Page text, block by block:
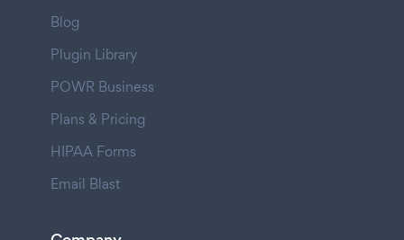
Blog
Plugin Library
POWR Business
Plans & Pricing
HIPAA Forms
Email Blast